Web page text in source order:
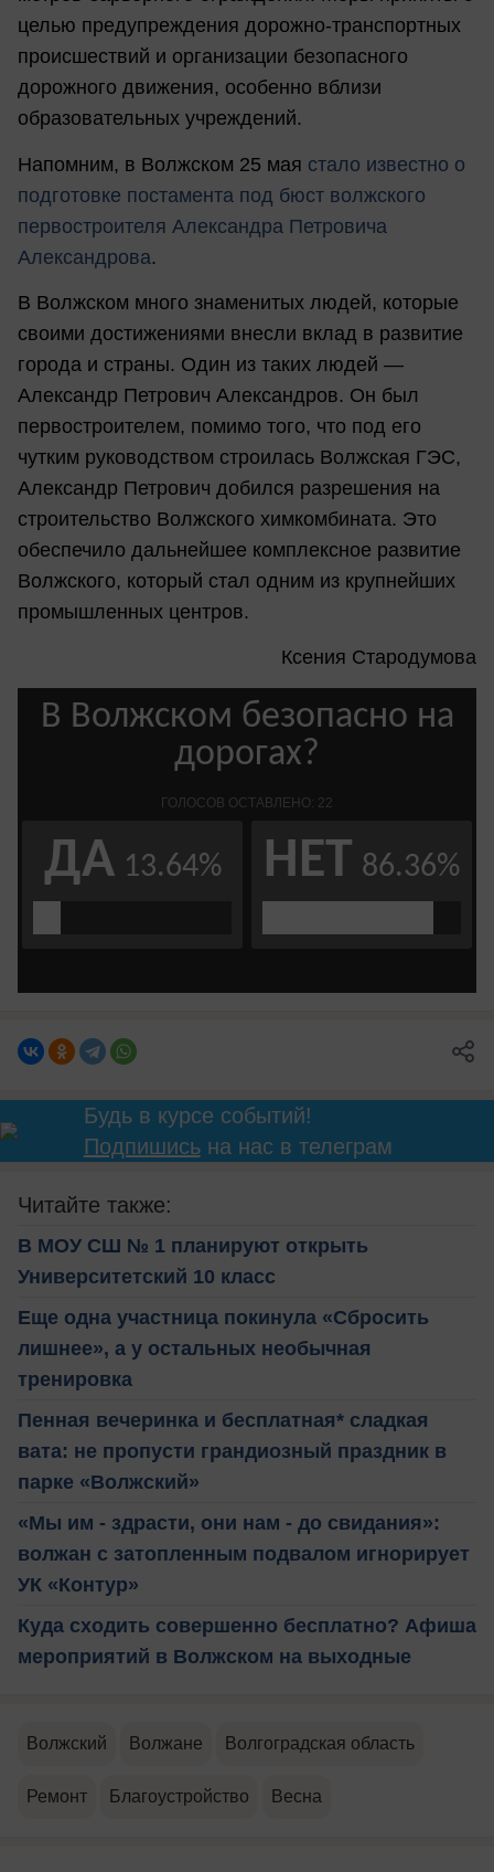
целью предупреждения дорожно-транспортных
происшествий и организации безопасного
дорожного движения, особенно вблизи
образовательных учреждений.
Напомним, в Волжском 25 мая стало известно о
подготовке постамента под бюст волжского
первостроителя Александра Петровича
Александрова.
В Волжском много знаменитых людей, которые
своими достижениями внесли вклад в развитие
города и страны. Один из таких людей —
Александр Петрович Александров. Он был
первостроителем, помимо того, что под его
чутким руководством строилась Волжская ГЭС,
Александр Петрович добился разрешения на
строительство Волжского химкомбината. Это
обеспечило дальнейшее комплексное развитие
Волжского, который стал одним из крупнейших
промышленных центров.
Ксения Стародумова
Будь в курсе событий!
Подпишисьна нас в телеграм
Читайте также:
В МОУ СШ № 1 планируют открыть
Университетский 10 класс
Еще одна участница покинула «Сбросить
лишнее», а у остальных необычная
тренировка
Пенная вечеринка и бесплатная* сладкая
вата: не пропусти грандиозный праздник в
парке «Волжский»
«Мы им - здрасти, они нам - до свидания»:
волжан с затопленным подвалом игнорирует
УК «Контур»
Куда сходить совершенно бесплатно? Афиша
мероприятий в Волжском на выходные
Волжский Волжане Волгоградская область
Ремонт Благоустройство Весна